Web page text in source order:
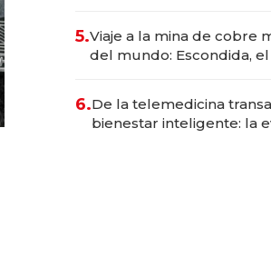
5.Viaje a la mina de cobre
del mundo: Escondida,
6.De la telemedicina
bienestar inteligente: la